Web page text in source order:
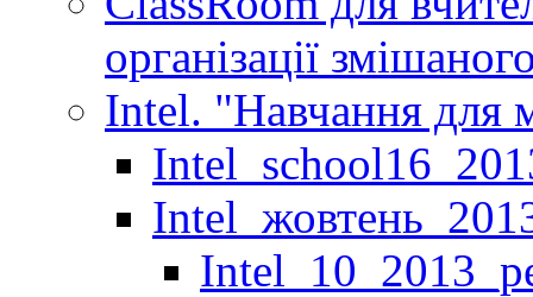
організації
Intel. "Навчання для